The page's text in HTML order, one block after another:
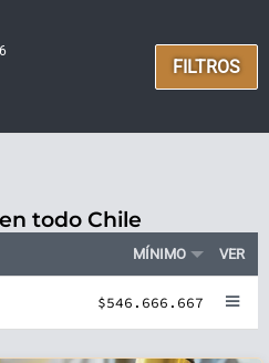
FILTROS
todo Chile
MÍNIMO VER
$546.666.667